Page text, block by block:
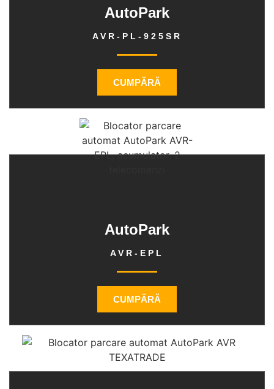
AutoPark
AVR-PL-925SR
CUMPĂRĂ
AutoPark
AVR-EPL
CUMPĂRĂ